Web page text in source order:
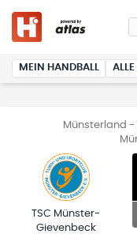
MEIN HANDBALL ALLE
Münsterland
TSC Münster-
Gievenbeck